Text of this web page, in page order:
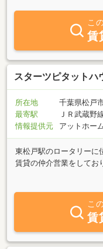
こ
賃
スターツピタット
所在地
千葉県松戸
最寄駅
ＪＲ武蔵野
情報提供元
アットホー
東松戸駅のロータリーに
賃貸の仲介営業をしてお
紹介できるように、精
の際は事前のご予約を
こ
賃